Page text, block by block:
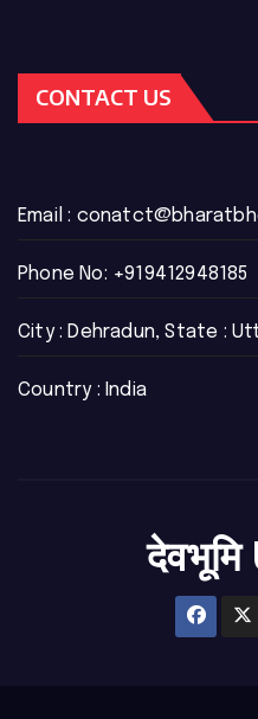
CONTACT US
Email :
Phone No: +919412948185
City : Dehradun, State :
Country : India